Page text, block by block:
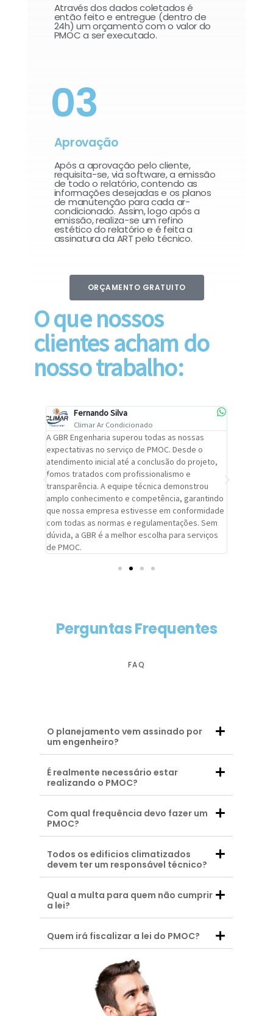
Através dos dados coletados é
então feito e entregue (dentro de
24h) um orçamento com o valor do
PMOC a ser executado.
03
Aprovação
Após a aprovação pelo cliente,
requisita-se, via software, a emissão
de todo o relatório, contendo as
informações desejadas e os planos
de manutenção para cada ar-
condicionado. Assim, logo após a
emissão, realiza-se um refino
estético do relatório e é feita a
assinatura da ART pelo técnico.
ORÇAMENTO GRATUITO
O que nossos
clientes acham do
nosso trabalho:
Fernando Silva
Climar Ar Condicionado
A GBR Engenharia superou todas as nossas
expectativas no serviço de PMOC. Desde o
atendimento inicial até a conclusão do projeto,
fomos tratados com profissionalismo e
transparência. A equipe técnica demonstrou
amplo conhecimento e competência, garantindo
que nossa empresa estivesse em conformidade
com todas as normas e regulamentações. Sem
dúvida, a GBR é a melhor escolha para serviços
de PMOC.
Perguntas Frequentes
FAQ
O planejamento vem assinado por
um engenheiro?
É realmente necessário estar
realizando o PMOC?
Com qual frequência devo fazer um
PMOC?
Todos os edificios climatizados
devem ter um responsável técnico?
Qual a multa para quem não cumprir
a lei?
Quem irá fiscalizar a lei do PMOC?